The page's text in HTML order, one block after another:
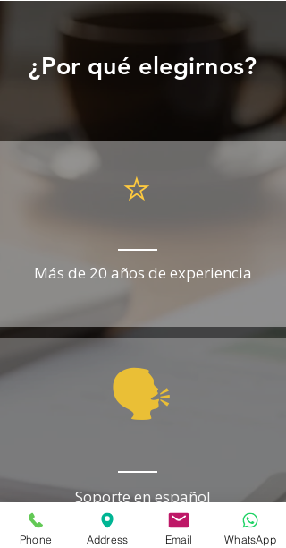
¿Por qué elegirnos?
⭐
Más de 20 años de experiencia
🗣
Soporte en español
Phone Address Email WhatsApp